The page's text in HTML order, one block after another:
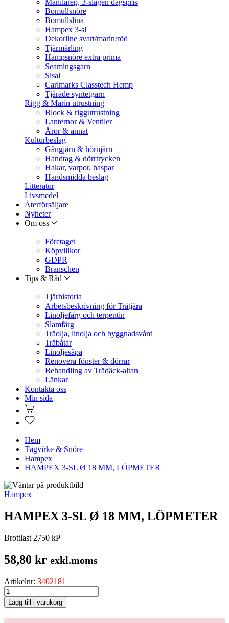
Manilarep, 3-slagen dagspris
Bomullsnöre
Bomullslina
Hampex 3-sl
Dekorline svart/marin/röd
Tjärmärling
Hampsnöre extra prima
Seamingsgarn
Sisal
Carlmarks Classtech Hemp
Tjärade syntetgarn
Rigg & Marin utrustning
Block & riggutrustning
Lanternor & Ventiler
Åror & annat
Kulturbeslag
Gångjärn & hörnjärn
Handtag & dörrtrycken
Hakar, varpor, haspar
Handsmidda beslag
Litteratur
Livsmedel
Återförsäljare
Nyheter
Om oss
Företaget
Köpvillkor
GDPR
Branschen
Tips & Råd
Tjärhistoria
Arbetsbeskrivning för Trätjära
Linoljefärg och terpentin
Slamfärg
Träolja, linolja och byggnadsvård
Träbåtar
Linoljesåpa
Renovera fönster & dörrar
Behandling av Trädäck-altan
Länkar
Kontakta oss
Min sida
Hem
Tågvirke & Snöre
Hampex
HAMPEX 3-SL Ø 18 MM, LÖPMETER
Hampex
HAMPEX 3-SL Ø 18 MM, LÖPMETER
Brottlast 2750 kP
58,80 kr exkl.moms
Artikelnr: 3402181
HAMPEX
3-
SL
Ø
Lägg till i varukorg